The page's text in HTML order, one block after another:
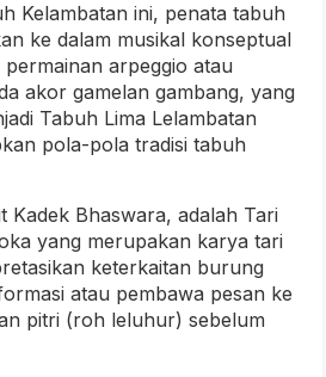
Kelambatan ini, penata tabuh
ke dalam musikal konseptual
arpeggio atau
akor gamelan gambang, yang
Tabuh Lima Lelambatan
pola-pola tradisi tabuh
Kadek Bhaswara, adalah Tari
yang merupakan karya tari
keterkaitan burung
atau pembawa pesan ke
pitri (roh leluhur) sebelum